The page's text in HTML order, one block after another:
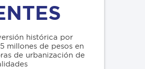
histórica por
millones de pesos en
de urbanización de